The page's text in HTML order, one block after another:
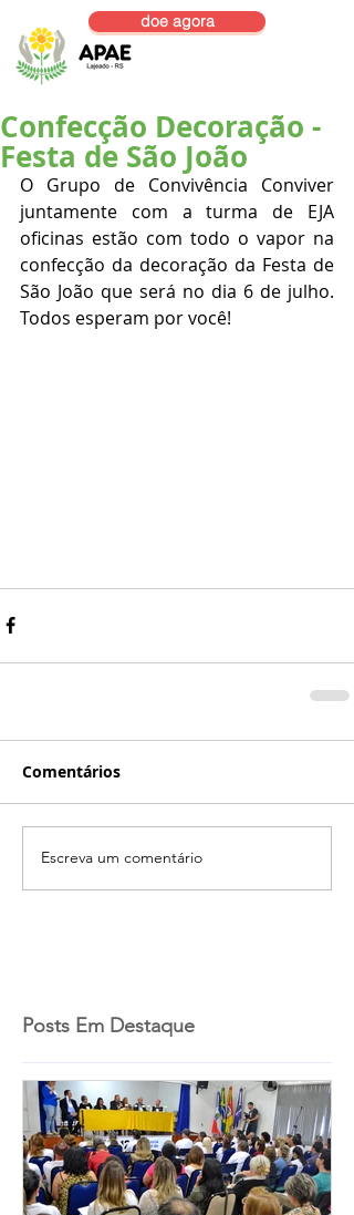
doe agora
Confecção Decoração -
Festa de São João
O Grupo de Convivência Conviver
juntamente com a turma de EJA
oficinas estão com todo o vapor na
confecção da decoração da Festa de
São João que será no dia 6 de julho.
Todos esperam por você!
Comentários
Escreva um comentário
Posts Em Destaque